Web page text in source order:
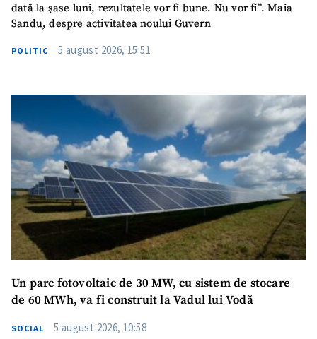
dată la șase luni, rezultatele vor fi bune. Nu vor fi”. Maia
Sandu, despre activitatea noului Guvern
POLITIC 5 august 2026, 15:51
Un parc fotovoltaic de 30 MW, cu sistem de stocare
de 60 MWh, va fi construit la Vadul lui Vodă
SOCIAL 5 august 2026, 10:58